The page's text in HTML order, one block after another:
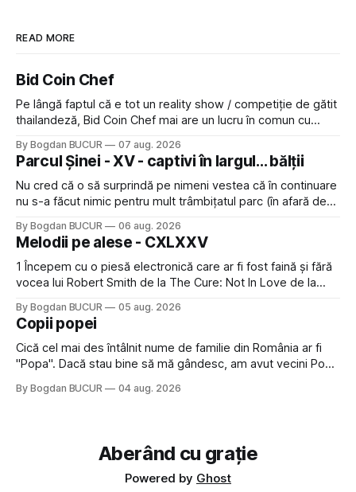
READ MORE
Bid Coin Chef
Pe lângă faptul că e tot un reality show / competiție de gătit
thailandeză, Bid Coin Chef mai are un lucru în comun cu
lăsat rece la prima vedere, după care m-a făcut să mă
îndrăgostesc de el. Nu mi-a plăcut faptul
By Bogdan BUCUR 07 aug. 2026
Parcul Șinei - XV - captivi în largul... bălții
Nu cred că o să surprindă pe nimeni vestea că în continuare
nu s-a făcut nimic pentru mult trâmbițatul parc (în afară de
timp pui și latră prin gard la lumea care trece prin zonă). Am
avut, în schimb, o belea
By Bogdan BUCUR 06 aug. 2026
Melodii pe alese - CXLXXV
1 Începem cu o piesă electronică care ar fi fost faină și fără
vocea lui Robert Smith de la The Cure: Not In Love de la
a dovedit că jumătatea masculină a acelui duo era cam
dubioasă...) 2. Băgăm la
By Bogdan BUCUR 05 aug. 2026
Copii popei
Cică cel mai des întâlnit nume de familie din România ar fi
"Popa". Dacă stau bine să mă gândesc, am avut vecini Popa
Dexonline spune de etimologia termenului de popă că ar
By Bogdan BUCUR 04 aug. 2026
Aberând cu grație
Powered by Ghost